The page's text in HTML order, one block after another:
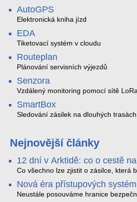
AutoGPS
Elektronická kniha jízd
EDA
Tiketovací systém v cloudu
Routeplan
Plánování servisních výjezdů
Senzora
Vzdálený monitoring pomocí sítě
SmartBox
Sledování zásilek na dlouhých trasách
Nejnovější články
12 dní v Arktidě: co o cestě
data ze SMARTBOX 2 MAX
Co všechno lze zjistit o zásilce, která
projede Arktidou? SMARTBOX 2
Tromsø přes Lofoty, Kirunu a finské
Nordkapp. Bez jediného dobití, v
Nová éra přístupových
Signo
Neustále posouváme hranice